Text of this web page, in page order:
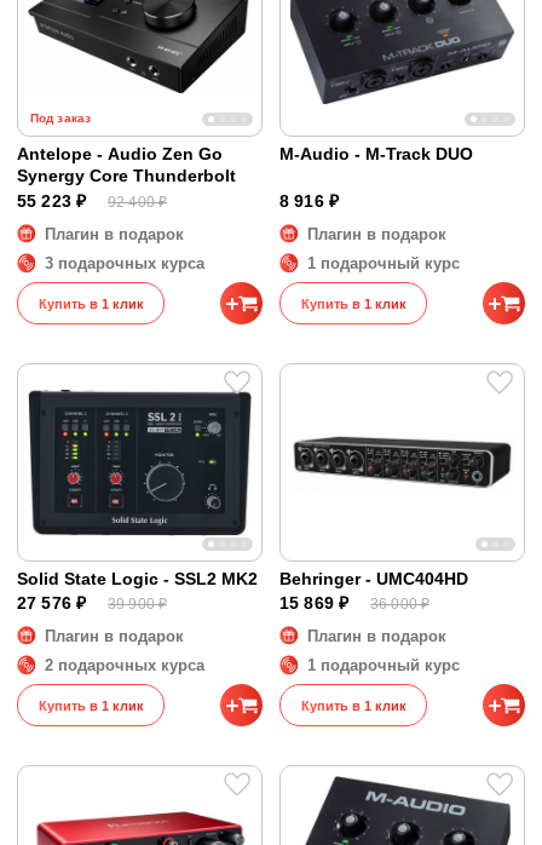
Под заказ
Antelope - Audio Zen Go
Synergy Core Thunderbolt
55 223 ₽
92 400 ₽
Плагин в подарок
3 подарочных курса
Купить в 1 клик
M-Audio - M-Track DUO
8 916 ₽
Плагин в подарок
1 подарочный курс
Купить в 1 клик
Solid State Logic - SSL2 MK2
27 576 ₽
39 900 ₽
Плагин в подарок
2 подарочных курса
Купить в 1 клик
Behringer - UMC404HD
15 869 ₽
36 000 ₽
Плагин в подарок
1 подарочный курс
Купить в 1 клик